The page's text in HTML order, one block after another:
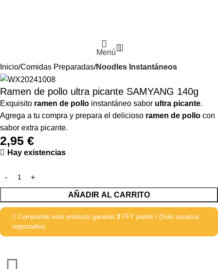
Menú
0
Inicio Comidas Preparadas Noodles Instantáneos
Ramen de pollo ultra picante SAMYANG 140g
Exquisito ramen de pollo instantáneo sabor ultra picante.
Agrega a tu compra y prepara el delicioso ramen de pollo con
sabor extra picante.
2,95 €
Hay existencias
AÑADIR AL CARRITO
Comprando este producto ganarás 2 FFY points ! (Solo usuarios
registrados)